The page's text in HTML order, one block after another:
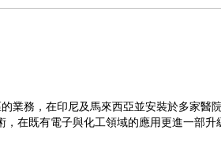
業務，在印尼及馬來西亞並安裝於多家醫院
在既有電子與化工領域的應用更進一部升